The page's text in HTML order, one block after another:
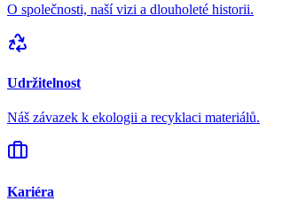
O společnosti, naší vizi a dlouholeté historii.
Udržitelnost
Náš závazek k ekologii a recyklaci materiálů.
Kariéra